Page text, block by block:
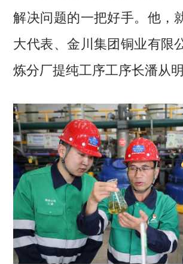
解决问题的一把好手。他，
大代表、金川集团铜业有限
炼分厂提纯工序工序长潘从明